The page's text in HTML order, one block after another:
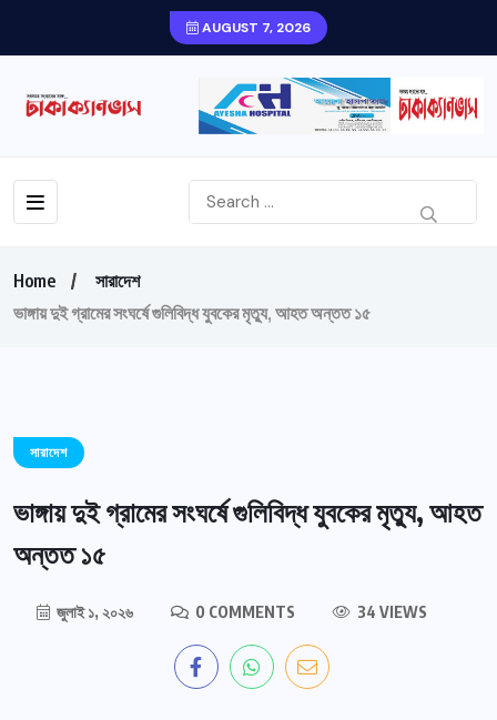
AUGUST 7, 2026
Home
সারাদেশ
ভাঙ্গায় দুই গ্রামের সংঘর্ষে গুলিবিদ্ধ যুবকের মৃত্যু, আহত অন্তত ১৫
সারাদেশ
ভাঙ্গায় দুই গ্রামের সংঘর্ষে গুলিবিদ্ধ যুবকের মৃত্যু, আহত
অন্তত ১৫
জুলাই ১, ২০২৬ 0 COMMENTS 34 VIEWS